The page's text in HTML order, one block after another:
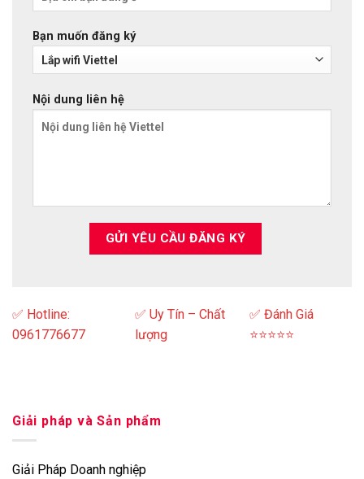
Bạn muốn đăng ký
Nội dung liên hệ
✅ Hotline:
0961776677
✅ Uy Tín – Chất
lượng
✅ Đánh Giá
⭐⭐⭐⭐⭐
Giải pháp và Sản phẩm
Giải Pháp Doanh nghiệp